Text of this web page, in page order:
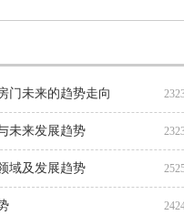
门未来的趋势走向
未来发展趋势
域及发展趋势